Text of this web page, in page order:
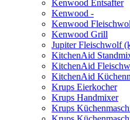
Kenwood Entsafter
Kenwood -
Kenwood
Kenwood Grill
Jupiter Fleischwolf
KitchenAid
KitchenAid
KitchenAid
Krups Eierkocher
Krups Handmixer
Krups